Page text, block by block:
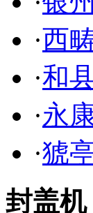
·西
·和
·永
·猇
封盖机